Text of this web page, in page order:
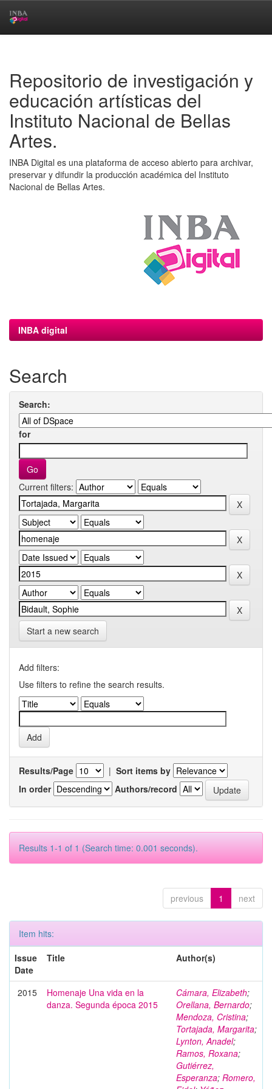
Repositorio de investigación y
educación artísticas del
Instituto Nacional de Bellas
Artes.
INBA Digital es una plataforma de acceso abierto para archivar,
preservar y difundir la producción académica del Instituto
Nacional de Bellas Artes.
INBA digital
Search
Search:
for
Current filters:
Start a new search
Add filters:
Use filters to refine the search results.
Results/Page | Sort items by
In order
Authors/record
Results 1-1 of 1 (Search time: 0.001 seconds).
previous 1 next
Item hits:
Issue
Date
Title Author(s)
2015
Homenaje Una vida en la
danza. Segunda época 2015
Cámara, Elizabeth;
Orellana, Bernardo;
Mendoza, Cristina;
Tortajada, Margarita;
Lynton, Anadel;
Ramos, Roxana;
Gutiérrez,
Esperanza; Romero,